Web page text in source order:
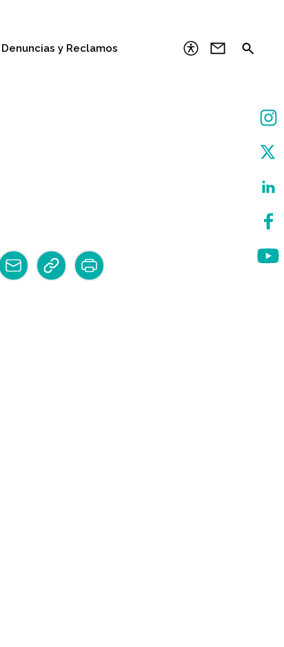
Denuncias y Reclamos